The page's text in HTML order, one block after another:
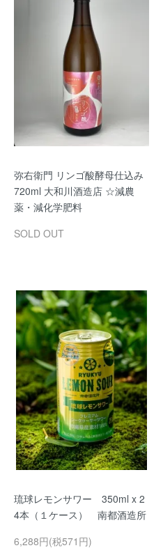
弥右衛門 リンゴ酸酵母仕込み
720ml 大和川酒造店 ☆減農
薬・減化学肥料
SOLD OUT
琉球レモンサワー 350ml x 2
4本（１ケース） 南都酒造所
6,288円(税571円)